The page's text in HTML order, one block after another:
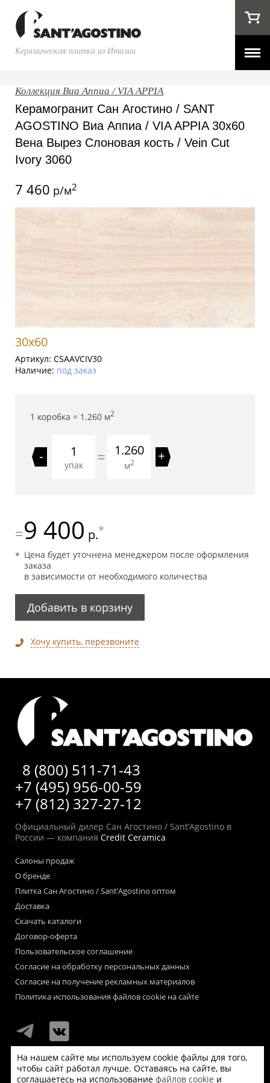
Керамическая плитка из Италии
Коллекция Виа Аппиа / VIA APPIA
Керамогранит Сан Агостино / SANT
AGOSTINO Виа Аппиа / VIA APPIA 30x60
Вена Вырез Слоновая кость / Vein Cut
Ivory 3060
7 460 р/м2
30x60
Артикул: CSAAVCIV30
Наличие: под заказ
1 коробка = 1.260 м2
-
упак = 1.260
м2 +
=9 400 р.*
Цена будет уточнена менеджером после оформления
заказа
в зависимости от необходимого количества
Добавить в корзину
Хочу купить, перезвоните
8 (800) 511-71-43
+7 (495) 956-00-59
+7 (812) 327-27-12
Официальный дилер Сан Агостино / Sant’Agostino в
России — компания Credit Ceramica
Салоны продаж
О бренде
Плитка Сан Агостино / Sant’Agostino оптом
Доставка
Скачать каталоги
Договор-оферта
Пользовательское соглашение
Согласие на обработку персональных данных
Согласие на получение рекламных материалов
Политика использования файлов cookie на сайте
Мы используем файлы «cookie» для функционирования сайта.
На нашем сайте мы используем cookie файлы для того,
чтобы сайт работал лучше. Оставаясь на сайте, вы
соглашаетесь на использование файлов cookie и